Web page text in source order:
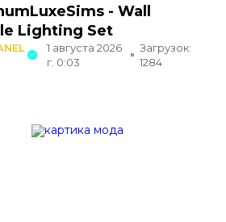
- Wall
Lighting Set
1 августа 2026
г. 0:03
Загрузок:
1284